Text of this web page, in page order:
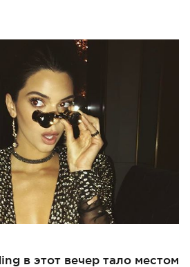
в этот вечер тало местом